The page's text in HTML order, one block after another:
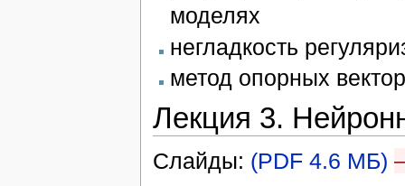
моделях
негладкость
метод опорных
Лекция 3.
Слайды: (PDF 4.6 МБ)